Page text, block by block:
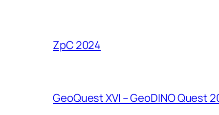
ZpC 2024
GeoQuest XVI – GeoDINO Quest